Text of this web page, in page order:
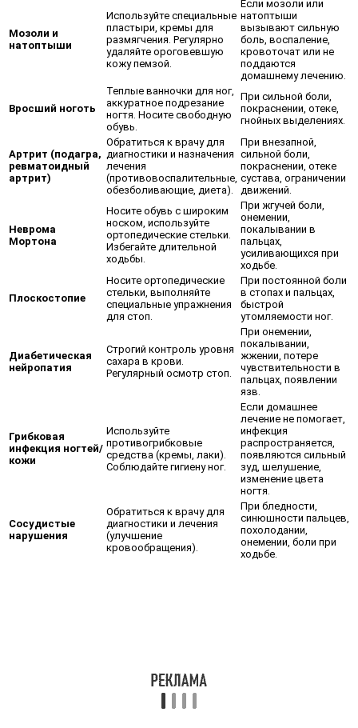
Мозоли и
натоптыши
Используйте специальные
пластыри, кремы для
размягчения. Регулярно
удаляйте ороговевшую
кожу пемзой.
Если мозоли или
натоптыши
вызывают сильную
боль, воспаление,
кровоточат или не
поддаются
домашнему лечению.
Вросший ноготь
Теплые ванночки для ног,
аккуратное подрезание
ногтя. Носите свободную
обувь.
При сильной боли,
покраснении, отеке,
гнойных выделениях.
Артрит (подагра,
ревматоидный
артрит)
Обратиться к врачу для
диагностики и назначения
лечения
(противовоспалительные,
обезболивающие, диета).
При внезапной,
сильной боли,
покраснении, отеке
сустава, ограничении
движений.
Неврома
Мортона
Носите обувь с широким
носком, используйте
ортопедические стельки.
Избегайте длительной
ходьбы.
При жгучей боли,
онемении,
покалывании в
пальцах,
усиливающихся при
ходьбе.
Плоскостопие
Носите ортопедические
стельки, выполняйте
специальные упражнения
для стоп.
При постоянной боли
в стопах и пальцах,
быстрой
утомляемости ног.
Диабетическая
нейропатия
Строгий контроль уровня
сахара в крови.
Регулярный осмотр стоп.
При онемении,
покалывании,
жжении, потере
чувствительности в
пальцах, появлении
язв.
Грибковая
инфекция ногтей/
кожи
Используйте
противогрибковые
средства (кремы, лаки).
Соблюдайте гигиену ног.
Если домашнее
лечение не помогает,
инфекция
распространяется,
появляются сильный
зуд, шелушение,
изменение цвета
ногтя.
Сосудистые
нарушения
Обратиться к врачу для
диагностики и лечения
(улучшение
кровообращения).
При бледности,
синюшности пальцев,
похолодании,
онемении, боли при
ходьбе.